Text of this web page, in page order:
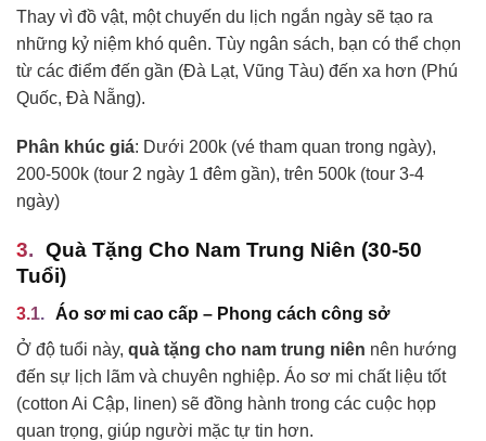
Thay vì đồ vật, một chuyến du lịch ngắn ngày sẽ tạo ra
những kỷ niệm khó quên. Tùy ngân sách, bạn có thể chọn
từ các điểm đến gần (Đà Lạt, Vũng Tàu) đến xa hơn (Phú
Quốc, Đà Nẵng).
Phân khúc giá: Dưới 200k (vé tham quan trong ngày),
200-500k (tour 2 ngày 1 đêm gần), trên 500k (tour 3-4
ngày)
Quà Tặng Cho Nam Trung Niên (30-50
Tuổi)
Áo sơ mi cao cấp – Phong cách công sở
Ở độ tuổi này, quà tặng cho nam trung niên nên hướng
đến sự lịch lãm và chuyên nghiệp. Áo sơ mi chất liệu tốt
(cotton Ai Cập, linen) sẽ đồng hành trong các cuộc họp
quan trọng, giúp người mặc tự tin hơn.